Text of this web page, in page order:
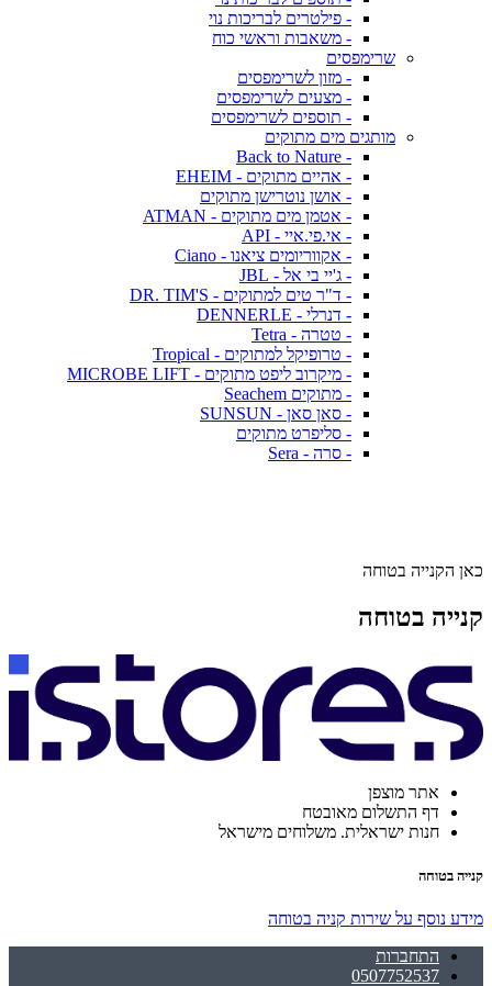
- פילטרים לבריכות נוי
- משאבות וראשי כוח
שרימפסים
- מזון לשרימפסים
- מצעים לשרימפסים
- תוספים לשרימפסים
מותגים מים מתוקים
- Back to Nature
- אהיים מתוקים - EHEIM
- אושן נוטרישן מתוקים
- אטמן מים מתוקים - ATMAN
- אי.פי.איי - API
- אקווריומים ציאנו - Ciano
- ג'יי בי אל - JBL
- ד"ר טים למתוקים - DR. TIM'S
- דנרלי - DENNERLE
- טטרה - Tetra
- טרופיקל למתוקים - Tropical
- מיקרוב ליפט מתוקים - MICROBE LIFT
- מתוקים Seachem
- סאן סאן - SUNSUN
- סליפרט מתוקים
- סרה - Sera
כאן הקנייה בטוחה
קנייה בטוחה
אתר מוצפן
דף התשלום מאובטח
חנות ישראלית. משלוחים מישראל
קנייה בטוחה
מידע נוסף על שירות קניה בטוחה
התחברות
0507752537